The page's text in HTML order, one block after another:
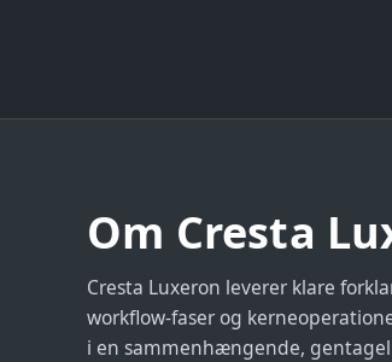
Om Cresta
Cresta Luxeron leverer klare
workflow-faser og
i en sammenhængende,